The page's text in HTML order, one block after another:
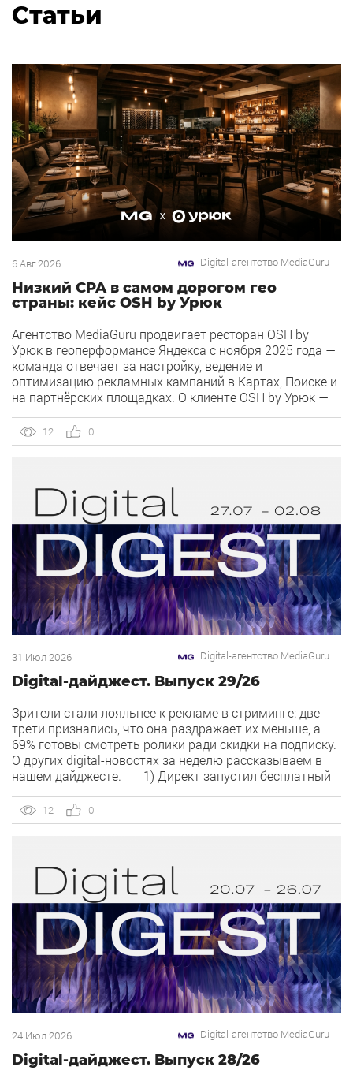
Статьи
6 Авг 2026 Digital-агентство MediaGuru
Низкий CPA в самом дорогом гео
страны: кейс OSH by Урюк
Агентство MediaGuru продвигает ресторан OSH by
Урюк в геоперформансе Яндекса с ноября 2025 года —
команда отвечает за настройку, ведение и
оптимизацию рекламных кампаний в Картах, Поиске и
на партнёрских площадках. О клиенте OSH by Урюк —
объединивший концепцию дубайского OSH с сетью
«Урюк». Концепт строится […]
12 0
31 Июл 2026 Digital-агентство MediaGuru
Digital-дайджест. Выпуск 29/26
Зрители стали лояльнее к рекламе в стриминге: две
трети признались, что она раздражает их меньше, а
69% готовы смотреть ролики ради скидки на подписку.
О других digital-новостях за неделю рассказываем в
нашем дайджесте. 1) Директ запустил бесплатный
встроенный динамический коллтрекинг — без доплат и
интеграций со сторонними сервисами. […]
12 0
24 Июл 2026 Digital-агентство MediaGuru
Digital-дайджест. Выпуск 28/26